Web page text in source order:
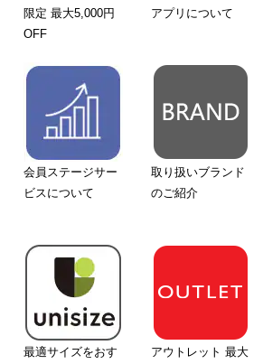
限定 最大5,000円
OFF
アプリについて
会員ステージサー
ビスについて
取り扱いブランド
のご紹介
最適サイズをおす
アウトレット 最大